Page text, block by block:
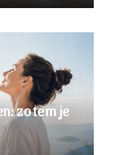
zo tem je